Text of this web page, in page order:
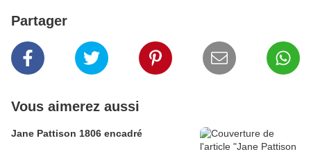
Partager
Vous aimerez aussi
Jane Pattison 1806 encadré